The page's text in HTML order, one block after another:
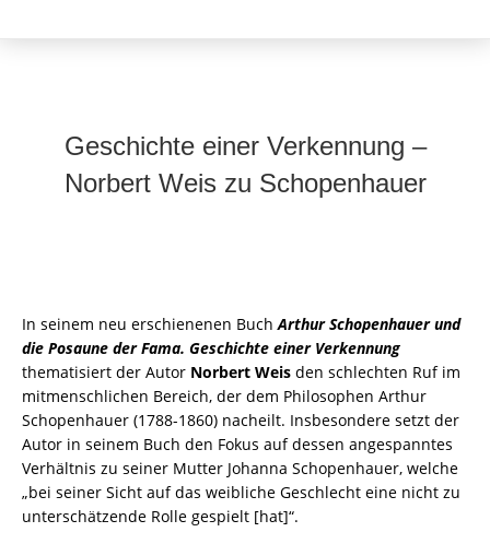
Geschichte einer Verkennung –
Norbert Weis zu Schopenhauer
In seinem neu erschienenen BuchArthur Schopenhauer und
die Posaune der Fama. Geschichte einer Verkennung
thematisiert der Autor Norbert Weis den schlechten Ruf im
mitmenschlichen Bereich, der dem Philosophen Arthur
Schopenhauer (1788-1860) nacheilt. Insbesondere setzt der
Autor in seinem Buch den Fokus auf dessen angespanntes
Verhältnis zu seiner Mutter Johanna Schopenhauer, welche
„bei seiner Sicht auf das weibliche Geschlecht eine nicht zu
unterschätzende Rolle gespielt [hat]“.